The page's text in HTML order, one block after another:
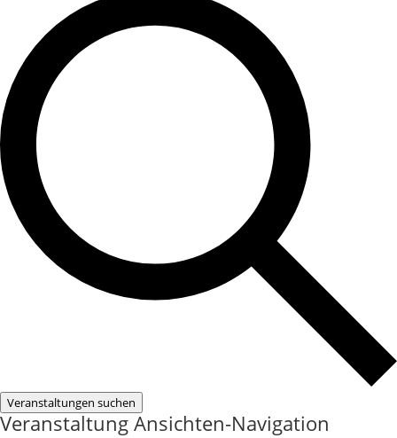
Veranstaltungen suchen
Veranstaltung Ansichten-Navigation